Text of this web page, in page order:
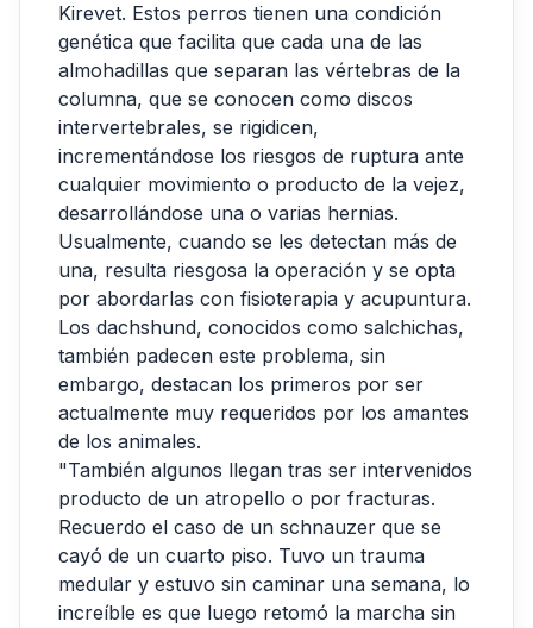
Kirevet. Estos perros tienen una condición
genética que facilita que cada una de las
almohadillas que separan las vértebras de la
columna, que se conocen como discos
intervertebrales, se rigidicen,
incrementándose los riesgos de ruptura ante
cualquier movimiento o producto de la vejez,
desarrollándose una o varias hernias.
Usualmente, cuando se les detectan más de
una, resulta riesgosa la operación y se opta
por abordarlas con fisioterapia y acupuntura.
Los dachshund, conocidos como salchichas,
también padecen este problema, sin
embargo, destacan los primeros por ser
actualmente muy requeridos por los amantes
de los animales.
"También algunos llegan tras ser intervenidos
producto de un atropello o por fracturas.
Recuerdo el caso de un schnauzer que se
cayó de un cuarto piso. Tuvo un trauma
medular y estuvo sin caminar una semana, lo
increíble es que luego retomó la marcha sin